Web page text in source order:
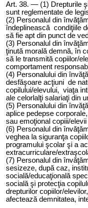
Art. 38. — (1) Drepturile
sunt reglementate de
(2) Personalul din
îndeplinească condiţiile
să fie apt din punct de
(3) Personalul din
ţinută morală demnă, în
să le transmită copiilor/
comportament
(4) Personalului din
desfăşoare acţiuni de
copilului/elevului, viaţa
ale celorlalţi salariaţi din
(5) Personalului din
aplice pedepse
sau emoţional copiii/
(6) Personalul din
veghea la siguranţa
programului şcolar şi a
extracurriculare/
(7) Personalul din
sesizeze, după caz,
socială/educaţională
socială şi protecţia
drepturilor copiilor/
afectează demnitatea,